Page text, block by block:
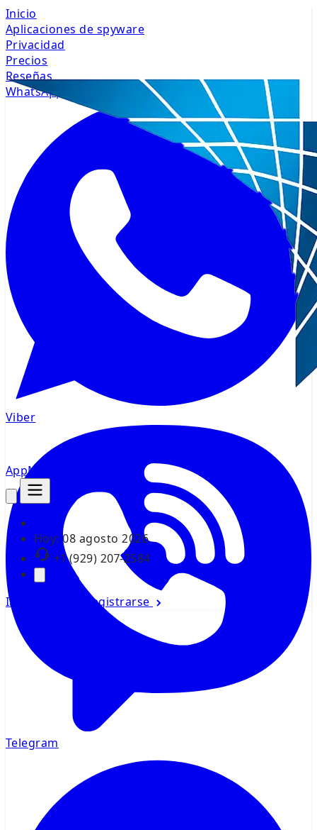
AppMsr
Hoy: 08 agosto 2026
+1 (929) 207-2584
Iniciar sesión Registrarse
Inicio
Aplicaciones de spyware
Privacidad
Precios
Reseñas
WhatsApp
Viber
Telegram